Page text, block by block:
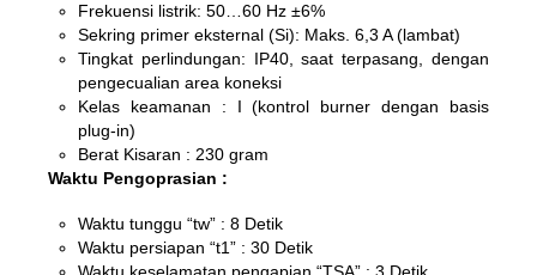
Frekuensi listrik: 50…60 Hz ±6%
Sekring primer eksternal (Si): Maks. 6,3 A (lambat)
Tingkat perlindungan: IP40, saat terpasang, dengan
pengecualian area koneksi
Kelas keamanan : I (kontrol burner dengan basis
plug-in)
Berat Kisaran : 230 gram
Waktu Pengoprasian :
Waktu tunggu “tw” : 8 Detik
Waktu persiapan “t1” : 30 Detik